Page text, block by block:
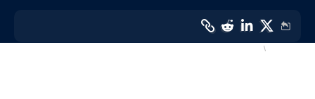
أهم الاخبارفلسطيني